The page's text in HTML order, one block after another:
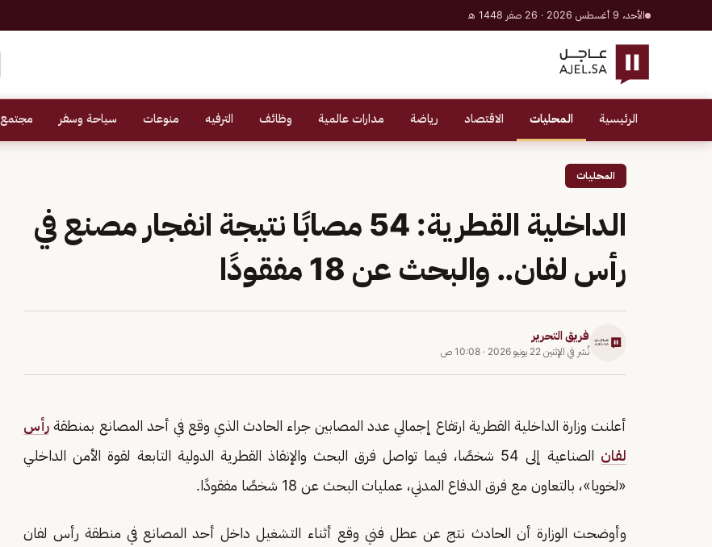
الأحد، 9 أغسطس 2026 · 26 صفر 1448 هـ
الرئيسية المحليات الاقتصاد رياضة مدارات عالمية وظائف الترفيه منوعات سياحة وسفر مجتمع
المحليات
الداخلية القطرية: 54 مصابًا نتيجة انفجار مصنع في
رأس لفان.. والبحث عن 18 مفقودًا
فريق التحرير
نُشر في الإثنين 22 يونيو 2026 · 10:08 ص
أعلنت وزارة الداخلية القطرية ارتفاع إجمالي عدد المصابين جراء الحادث الذي وقع في أحد المصانع بمنطقة رأس
لفان
الصناعية إلى 54 شخصًا، فيما تواصل فرق البحث والإنقاذ القطرية الدولية التابعة لقوة الأمن الداخلي
«لخويا»، بالتعاون مع فرق الدفاع المدني، عمليات البحث عن 18 شخصًا مفقودًا.
وأوضحت الوزارة أن الحادث نتج عن عطل فني وقع أثناء التشغيل داخل أحد المصانع في منطقة رأس لفان